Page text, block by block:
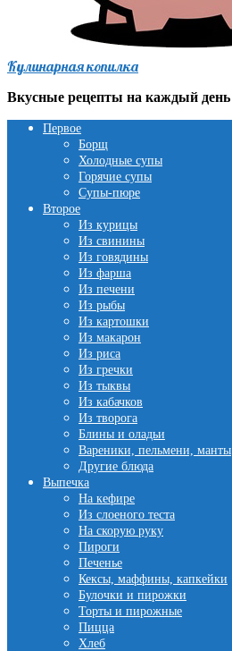
Кулинарная копилка
Вкусные рецепты на каждый день
Первое
Борщ
Холодные супы
Горячие супы
Супы-пюре
Второе
Из курицы
Из свинины
Из говядины
Из фарша
Из печени
Из рыбы
Из картошки
Из макарон
Из риса
Из гречки
Из тыквы
Из кабачков
Из творога
Блины и оладьи
Вареники, пельмени, манты
Другие блюда
Выпечка
На кефире
Из слоеного теста
На скорую руку
Пироги
Печенье
Кексы, маффины, капкейки
Булочки и пирожки
Торты и пирожные
Пицца
Хлеб